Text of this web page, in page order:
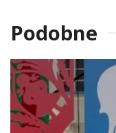
Podobne